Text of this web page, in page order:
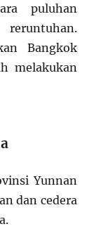
puluhan
Bangkok
melakukan
Yunnan
dan cedera